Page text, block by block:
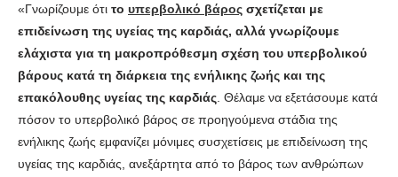
«Γνωρίζουμε ότι το υπερβολικό βάρος σχετίζεται με
επιδείνωση της υγείας της καρδιάς, αλλά γνωρίζουμε
ελάχιστα για τη μακροπρόθεσμη σχέση του υπερβολικού
βάρους κατά τη διάρκεια της ενήλικης ζωής και της
επακόλουθης υγείας της καρδιάς . Θέλαμε να εξετάσουμε κατά
πόσον το υπερβολικό βάρος σε προηγούμενα στάδια της
ενήλικης ζωής εμφανίζει μόνιμες συσχετίσεις με επιδείνωση της
υγείας της καρδιάς, ανεξάρτητα από το βάρος των ανθρώπων